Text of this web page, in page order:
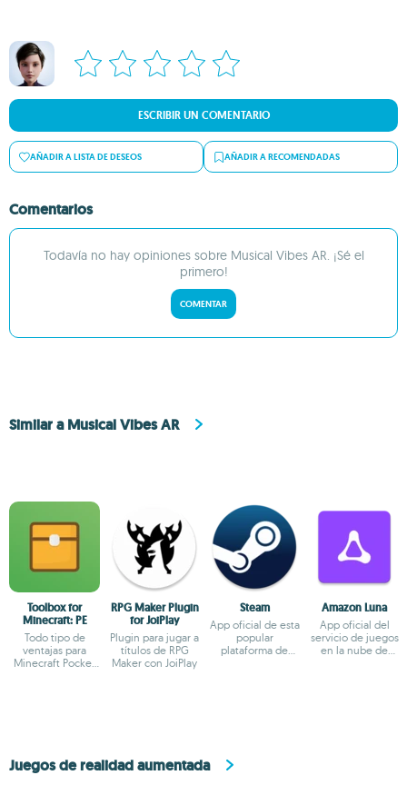
ESCRIBIR UN COMENTARIO
AÑADIR A LISTA DE DESEOS AÑADIR A RECOMENDADAS
Comentarios
Todavía no hay opiniones sobre Musical Vibes AR. ¡Sé el
primero!
COMENTAR
Similar a Musical Vibes AR
Toolbox for
Minecraft: PE
Todo tipo de
ventajas para
Minecraft Pocket
RPG Maker Plugin
for JoiPlay
Plugin para jugar a
títulos de RPG
Maker con JoiPlay
Steam
App oficial de esta
popular
plataforma de
Amazon Luna
App oficial del
servicio de juegos
en la nube de
Juegos de realidad aumentada